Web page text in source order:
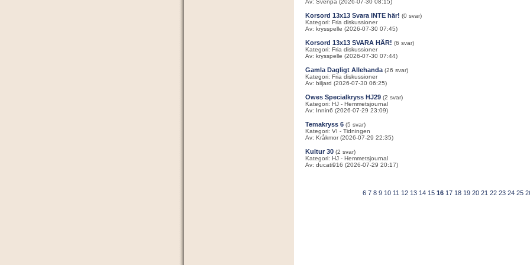
Av: Svenpa (2026-07-30 08:15)
Korsord 13x13 Svara INTE här! (0 svar)
Kategori: Fria diskussioner
Av: krysspelle (2026-07-30 07:45)
Korsord 13x13 SVARA HÄR! (6 svar)
Kategori: Fria diskussioner
Av: krysspelle (2026-07-30 07:44)
Gamla Dagligt Allehanda (26 svar)
Kategori: Fria diskussioner
Av: biljard (2026-07-30 06:25)
Owes Specialkryss HJ29 (2 svar)
Kategori: HJ - Hemmetsjournal
Av: Innin6 (2026-07-29 23:09)
Temakryss 6 (5 svar)
Kategori: VI - Tidningen
Av: Kråkmor (2026-07-29 22:35)
Kultur 30 (2 svar)
Kategori: HJ - Hemmetsjournal
Av: ducati916 (2026-07-29 20:17)
6 7 8 9 10 11 12 13 14 15 16 17 18 19 20 21 22 23 24 25